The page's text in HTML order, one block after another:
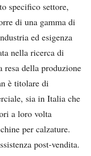
specifico settore,
di una gamma di
ed esigenza
nella ricerca di
resa della produzione
è titolare di
sia in Italia che
a loro volta
per calzature.
post-vendita.